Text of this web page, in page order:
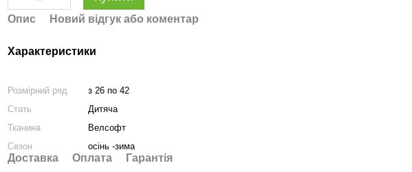
Опис Новий відгук або коментар
Характеристики
Розмірний ряд
з 26 по 42
Стать
Дитяча
Тканина
Велсофт
Сезон
осінь -зима
Доставка Оплата Гарантія